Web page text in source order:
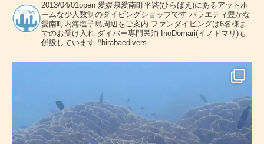
2013/04/01open 愛媛県愛南町平碆(ひらばえ)にあるアットホ
ームな少人数制のダイビングショップです バラエティ豊かな
愛南町内海塩子島周辺をご案内 ファンダイビングは6名様ま
でのお受け入れ ダイバー専門民泊 InoDomari(イノドマリ)も
併設しています #hirabaedivers